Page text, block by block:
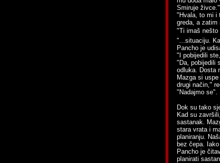
Smiruje živce."
"Hvala, to mi i
greda, a zatim
"Ti imaš nešto
"...situaciju.
Pancho je
"I pobijedili
"Da, pobijedili
odluka. Dosta
Mazga si
drugi način,"
"Nadajmo se".
Dok su tako
Kad su
sastanak.
stara vrata i
planiranju.
bez čepa.
Pancho je
planirati